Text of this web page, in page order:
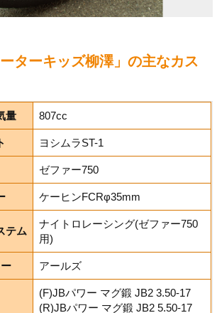
ターキッズ柳澤」の主なカス
量 807cc
ヨシムラST-1
ゼファー750
ケーヒンFCRφ35mm
テム
ナイトロレーシング(ゼファー750
用)
アールズ
(F)JBパワー マグ鍛 JB2 3.50-17
(R)JBパワー マグ鍛 JB2 5.50-17